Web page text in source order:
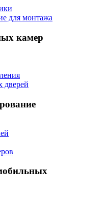
для монтажа
камер
дверей